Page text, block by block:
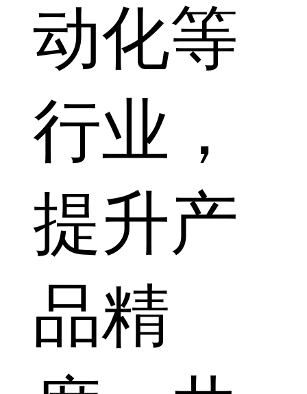
动化等
行业，
提升产
品精